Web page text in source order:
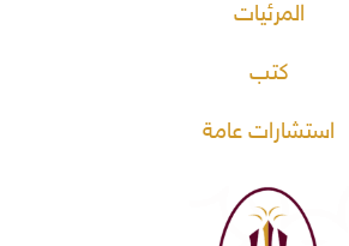
المرئيات
كتب
استشارات عامة